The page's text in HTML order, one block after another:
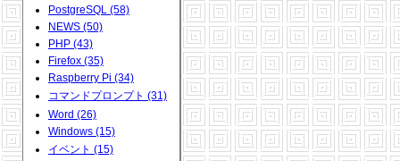
PostgreSQL (58)
NEWS (50)
PHP (43)
Firefox (35)
Raspberry Pi (34)
コマンドプロンプト (31)
Word (26)
Windows (15)
イベント (15)